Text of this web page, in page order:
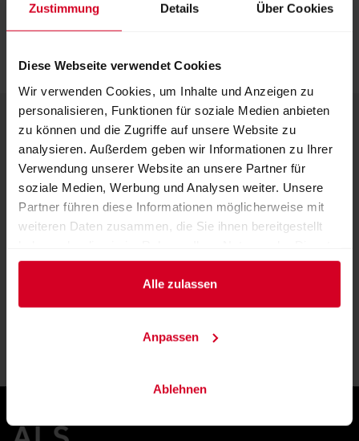
Zustimmung Details Über Cookies
Diese Webseite verwendet Cookies
Wir verwenden Cookies, um Inhalte und Anzeigen zu
personalisieren, Funktionen für soziale Medien anbieten
zu können und die Zugriffe auf unsere Website zu
analysieren. Außerdem geben wir Informationen zu Ihrer
Verwendung unserer Website an unsere Partner für
soziale Medien, Werbung und Analysen weiter. Unsere
Partner führen diese Informationen möglicherweise mit
weiteren Daten zusammen, die Sie ihnen bereitgestellt
gesammelt haben.
Alle zulassen
Anpassen
Ablehnen
KONTAKT
Messezentrum Salzburg GmbH
Am Messezentrum 1
5020 Salzburg
Österreich
ZU DEN ANFAHRTSINFOS